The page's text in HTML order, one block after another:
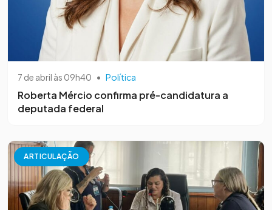
7 de abril às 09h40 • Política
Roberta Mércio confirma pré-candidatura a
deputada federal
ARTICULAÇÃO